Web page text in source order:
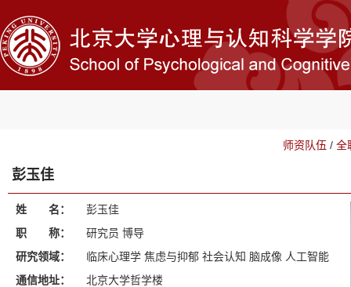
师资队伍 / 全
彭玉佳
姓 名：
彭玉佳
职 称：
研究员 博导
研究领域：
临床心理学 焦虑与抑郁 社会认知 脑成像 人工智能
通信地址：
北京大学哲学楼